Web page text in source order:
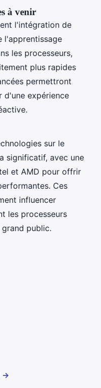
à venir
l'intégration de
l'apprentissage
les processeurs,
plus rapides
permettront
d'une expérience
sur le
significatif, avec une
et AMD pour offrir
Ces
influencer
les processeurs
public.
→